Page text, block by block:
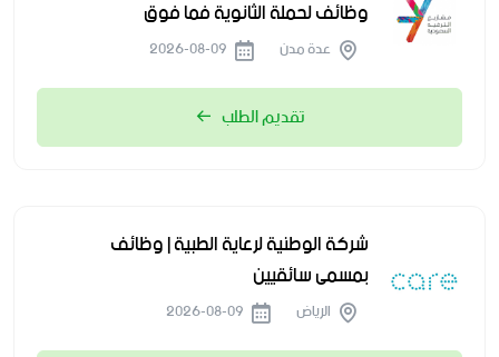
وظائف لحملة الثانوية فما فوق
عدة مدن
تقديم الطلب
شركة الوطنية لرعاية الطبية | وظائف
بمسمى سائقيين
الرياض